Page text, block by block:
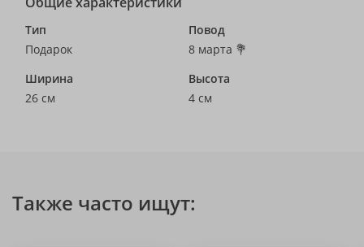
Тип
Подарок
Повод
8 марта 💐
Ширина
26 см
Высота
4 см
Также часто ищут: